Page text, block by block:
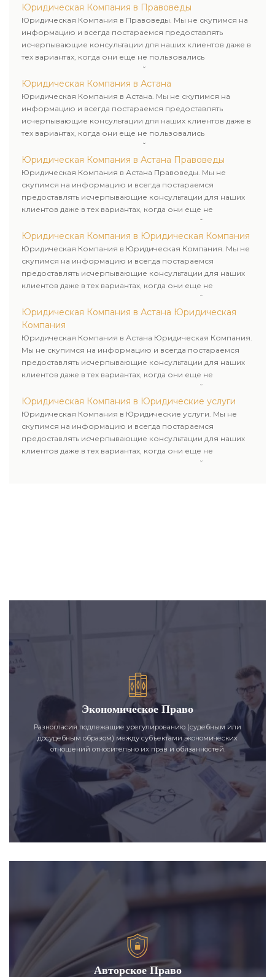
юридических лиц. Индивидуальный подход к каждому
клиенту.
Юридическая Компания в Правоведы
Юридическая Компания в Правоведы. Мы не скупимся на
информацию и всегда постараемся предоставлять
исчерпывающие консультации для наших клиентов даже в
тех вариантах, когда они еще не пользовались
юридическими услугами нашей компании.
Юридическая Компания в Астана
Юридическая Компания в Астана. Мы не скупимся на
информацию и всегда постараемся предоставлять
исчерпывающие консультации для наших клиентов даже в
тех вариантах, когда они еще не пользовались
юридическими услугами нашей компании.
Юридическая Компания в Астана Правоведы
Юридическая Компания в Астана Правоведы. Мы не
скупимся на информацию и всегда постараемся
предоставлять исчерпывающие консультации для наших
клиентов даже в тех вариантах, когда они еще не
пользовались юридическими услугами нашей компании.
Юридическая Компания в Юридическая Компания
Юридическая Компания в Юридическая Компания. Мы не
скупимся на информацию и всегда постараемся
предоставлять исчерпывающие консультации для наших
клиентов даже в тех вариантах, когда они еще не
пользовались юридическими услугами нашей компании.
Юридическая Компания в Астана Юридическая
Компания
Юридическая Компания в Астана Юридическая Компания.
Мы не скупимся на информацию и всегда постараемся
предоставлять исчерпывающие консультации для наших
клиентов даже в тех вариантах, когда они еще не
пользовались юридическими услугами нашей компании.
Юридическая Компания в Юридические услуги
Юридическая Компания в Юридические услуги. Мы не
скупимся на информацию и всегда постараемся
предоставлять исчерпывающие консультации для наших
клиентов даже в тех вариантах, когда они еще не
пользовались юридическими услугами нашей компании.
Экономическое Право
Разногласия подлежащие урегулированию (судебным или
досудебным образом) между субъектами экономических
отношений относительно их прав и обязанностей.
Авторское Право